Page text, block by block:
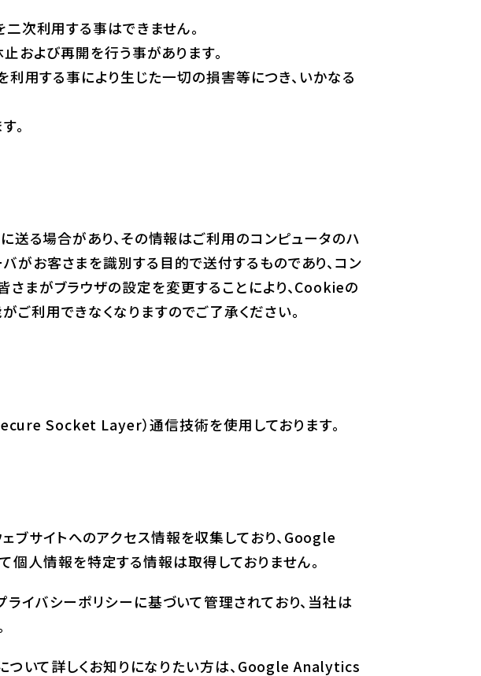
次利用する事はできません。
および再開を行う事があります。
用する事により生じた一切の損害等につき、いかなる
。
る場合があり、その情報はご利用のコンピュータのハ
がお客さまを識別する目的で送付するものであり、コン
さまがブラウザの設定を変更することにより、Cookieの
利用できなくなりますのでご了承ください。
Socket Layer）通信技術を使用しております。
ブサイトへのアクセス情報を収集しており、Google
人情報を特定する情報は取得しておりません。
イバシーポリシーに基づいて管理されており、当社は
いて詳しくお知りになりたい方は、Google Analytics